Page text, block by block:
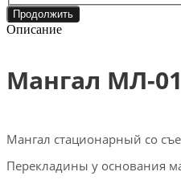
Продолжить
Описание
Мангал МЛ-
Мангал стационарный со
Перекладины у основания